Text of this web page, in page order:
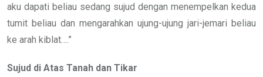
aku dapati beliau sedang sujud dengan menempelkan kedua
tumit beliau dan mengarahkan ujung-ujung jari-jemari beliau
ke arah kiblat….”
Sujud di Atas Tanah dan Tikar